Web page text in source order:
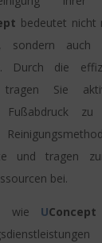
bedeutet nicht
sondern auch
Durch die
tragen Sie
Fußabdruck zu
und tragen
bei.
wie UConcept